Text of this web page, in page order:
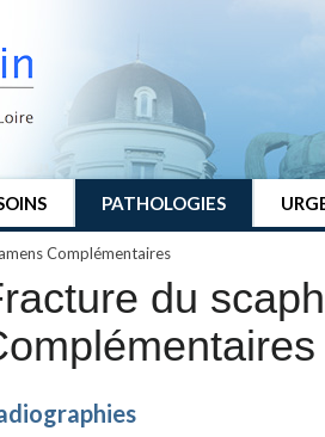
PATHOLOGIES
Complémentaires
du